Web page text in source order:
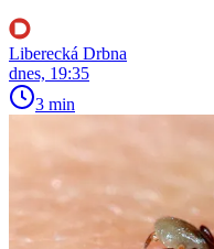
Liberecká Drbna
dnes, 19:35
3 min